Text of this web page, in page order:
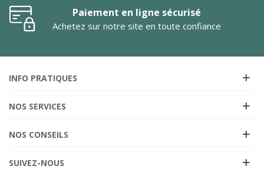
Paiement en ligne sécurisé
Achetez sur notre site en toute confiance
INFO PRATIQUES
NOS SERVICES
NOS CONSEILS
SUIVEZ-NOUS